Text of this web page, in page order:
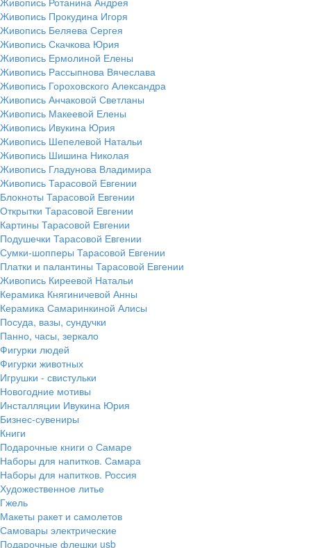
Живопись Прокудина Игоря
Живопись Беляева Сергея
Живопись Скачкова Юрия
Живопись Ермолиной Елены
Живопись Рассыпнова Вячеслава
Живопись Гороховского Александра
Живопись Анчаковой Светланы
Живопись Макеевой Елены
Живопись Ивукина Юрия
Живопись Шепелевой Натальи
Живопись Шишина Николая
Живопись Гладунова Владимира
Живопись Тарасовой Евгении
Блокноты Тарасовой Евгении
Открытки Тарасовой Евгении
Картины Тарасовой Евгении
Подушечки Тарасовой Евгении
Сумки-шопперы Тарасовой Евгении
Платки и палантины Тарасовой Евгении
Живопись Киреевой Натальи
Керамика Княгиничевой Анны
Керамика Самаринкиной Алисы
Посуда, вазы, сундучки
Панно, часы, зеркало
Фигурки людей
Фигурки животных
Игрушки - свистульки
Новогодние мотивы
Инсталляции Ивукина Юрия
Бизнес-сувениры
Книги
Подарочные книги о Самаре
Наборы для напитков. Самара
Наборы для напитков. Россия
Художественное литье
Гжель
Макеты ракет и самолетов
Самовары электрические
Подарочные флешки usb